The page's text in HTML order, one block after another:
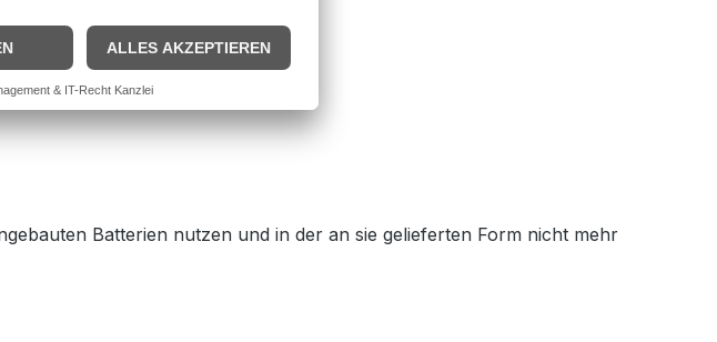
Batterien nutzen und in der an sie gelieferten Form nicht mehr